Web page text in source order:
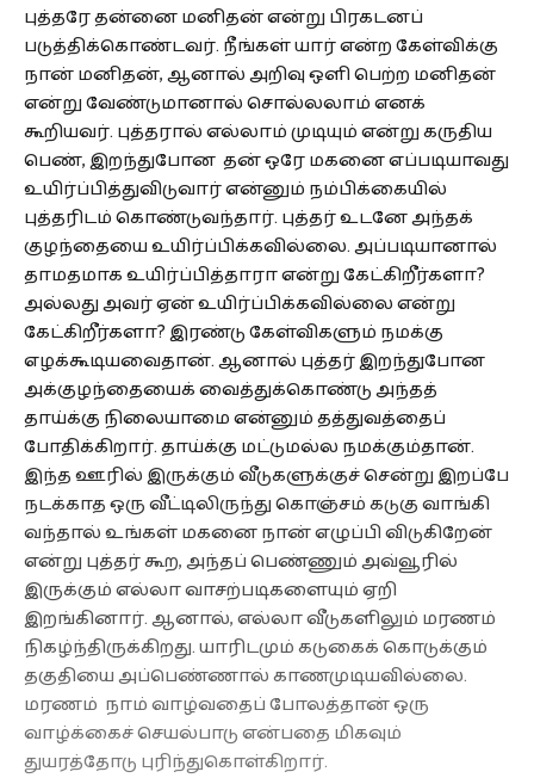
புத்தரே தன்னை மனிதன் என்று பிரகடனப்
படுத்திக்கொண்டவர். நீங்கள் யார் என்ற கேள்விக்கு
நான் மனிதன், ஆனால் அறிவு ஒளி பெற்ற மனிதன்
என்று வேண்டுமானால் சொல்லலாம் எனக்
கூறியவர். புத்தரால் எல்லாம் முடியும் என்று கருதிய
பெண், இறந்துபோன தன் ஒரே மகனை எப்படியாவது
உயிர்ப்பித்துவிடுவார் என்னும் நம்பிக்கையில்
புத்தரிடம் கொண்டுவந்தார். புத்தர் உடனே அந்தக்
குழந்தையை உயிர்ப்பிக்கவில்லை. அப்படியானால்
தாமதமாக உயிர்ப்பித்தாரா என்று கேட்கிறீர்களா?
அல்லது அவர் ஏன் உயிர்ப்பிக்கவில்லை என்று
கேட்கிறீர்களா? இரண்டு கேள்விகளும் நமக்கு
எழக்கூடியவைதான். ஆனால் புத்தர் இறந்துபோன
அக்குழந்தையைக் வைத்துக்கொண்டு அந்தத்
தாய்க்கு நிலையாமை என்னும் தத்துவத்தைப்
போதிக்கிறார். தாய்க்கு மட்டுமல்ல நமக்கும்தான்.
இந்த ஊரில் இருக்கும் வீடுகளுக்குச் சென்று இறப்பே
நடக்காத ஒரு வீட்டிலிருந்து கொஞ்சம் கடுகு வாங்கி
வந்தால் உங்கள் மகனை நான் எழுப்பி விடுகிறேன்
என்று புத்தர் கூற, அந்தப் பெண்ணும் அவ்வூரில்
இருக்கும் எல்லா வாசற்படிகளையும் ஏறி
இறங்கினார். ஆனால், எல்லா வீடுகளிலும் மரணம்
நிகழ்ந்திருக்கிறது. யாரிடமும் கடுகைக் கொடுக்கும்
தகுதியை அப்பெண்ணால் காணமுடியவில்லை.
மரணம் நாம் வாழ்வதைப் போலத்தான் ஒரு
வாழ்க்கைச் செயல்பாடு என்பதை மிகவும்
துயரத்தோடு புரிந்துகொள்கிறார்.